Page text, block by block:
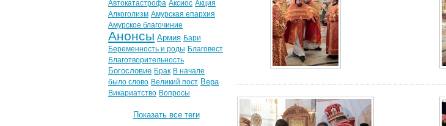
Автокатастрофа Аксиос Акция
Алкоголизм Амурская епархия
Амурское благочиние
Анонсы Армия Бари
Беременность и роды Благовест
Благотворительность
Богословие Брак В начале
было слово Великий пост Вера
Викариатство Вопросы
Показать все теги